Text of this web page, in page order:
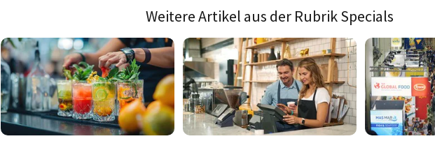
Weitere Artikel aus der Rubrik Specials